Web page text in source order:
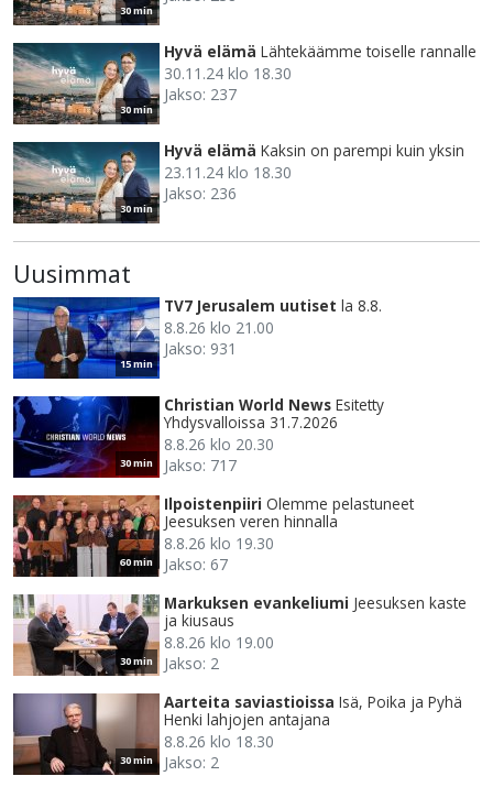
30 min
30 min
Hyvä elämä Lähtekäämme toiselle rannalle
30.11.24 klo 18.30
Jakso: 237
30 min
Hyvä elämä Kaksin on parempi kuin yksin
23.11.24 klo 18.30
Jakso: 236
Uusimmat
15 min
TV7 Jerusalem uutiset la 8.8.
8.8.26 klo 21.00
Jakso: 931
30 min
Christian World News Esitetty
Yhdysvalloissa 31.7.2026
8.8.26 klo 20.30
Jakso: 717
60 min
Ilpoistenpiiri Olemme pelastuneet
Jeesuksen veren hinnalla
8.8.26 klo 19.30
Jakso: 67
30 min
Markuksen evankeliumi Jeesuksen kaste
ja kiusaus
8.8.26 klo 19.00
Jakso: 2
30 min
Aarteita saviastioissa Isä, Poika ja Pyhä
Henki lahjojen antajana
8.8.26 klo 18.30
Jakso: 2